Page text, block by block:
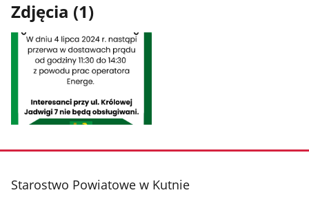
Zdjęcia (1)
galerii.
stopka
Starostwo Powiatowe w Kutnie